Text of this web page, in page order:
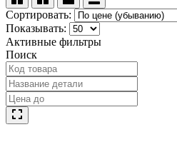
Сортировать:
Показывать:
Активные фильтры
Поиск